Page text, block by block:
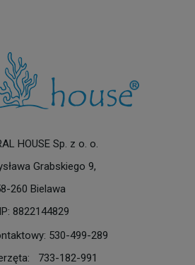
HOUSE Sp. z o. o.
Grabskiego 9,
260 Bielawa
8822144829
530-499-289
733-182-991